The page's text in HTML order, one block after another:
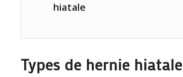
hiatale
Types de hernie hiatale